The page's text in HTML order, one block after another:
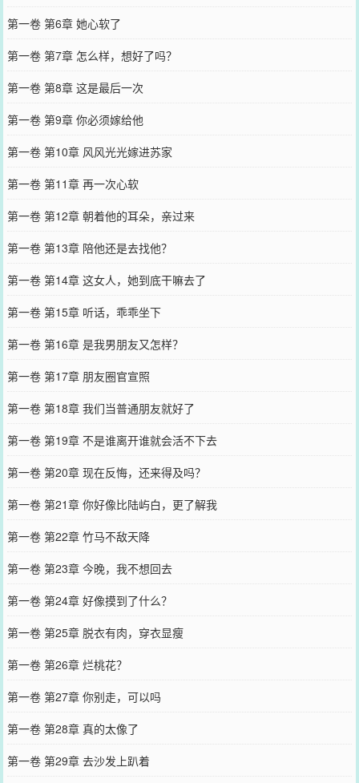
第一卷 第6章 她心软了
第一卷 第7章 怎么样，想好了吗？
第一卷 第8章 这是最后一次
第一卷 第9章 你必须嫁给他
第一卷 第10章 风风光光嫁进苏家
第一卷 第11章 再一次心软
第一卷 第12章 朝着他的耳朵，亲过来
第一卷 第13章 陪他还是去找他？
第一卷 第14章 这女人，她到底干嘛去了
第一卷 第15章 听话，乖乖坐下
第一卷 第16章 是我男朋友又怎样？
第一卷 第17章 朋友圈官宣照
第一卷 第18章 我们当普通朋友就好了
第一卷 第19章 不是谁离开谁就会活不下去
第一卷 第20章 现在反悔，还来得及吗？
第一卷 第21章 你好像比陆屿白，更了解我
第一卷 第22章 竹马不敌天降
第一卷 第23章 今晚，我不想回去
第一卷 第24章 好像摸到了什么？
第一卷 第25章 脱衣有肉，穿衣显瘦
第一卷 第26章 烂桃花？
第一卷 第27章 你别走，可以吗
第一卷 第28章 真的太像了
第一卷 第29章 去沙发上趴着